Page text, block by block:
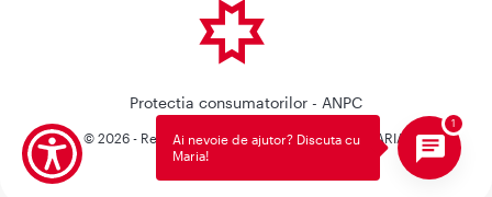
Protectia consumatorilor - ANPC
© 2026 - Reteaua Privata de Sanatate REGINA MARIA.
Toate drepturile rezervate.
Ai nevoie de ajutor? Discuta cu
Maria!